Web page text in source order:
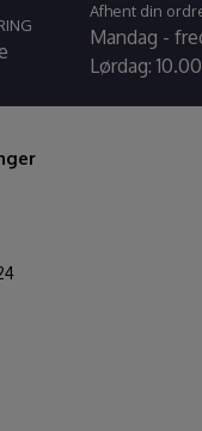
Udstikkere og
Afhent din
Mandag -
Lørdag: